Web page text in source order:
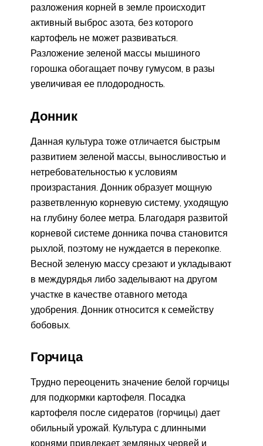
разложения корней в земле происходит
активный выброс азота, без которого
картофель не может развиваться.
Разложение зеленой массы мышиного
горошка обогащает почву гумусом, в разы
увеличивая ее плодородность.
Донник
Данная культура тоже отличается быстрым
развитием зеленой массы, выносливостью и
нетребовательностью к условиям
произрастания. Донник образует мощную
разветвленную корневую систему, уходящую
на глубину более метра. Благодаря развитой
корневой системе донника почва становится
рыхлой, поэтому не нуждается в перекопке.
Весной зеленую массу срезают и укладывают
в междурядья либо заделывают на другом
участке в качестве отавного метода
удобрения. Донник относится к семейству
бобовых.
Горчица
Трудно переоценить значение белой горчицы
для подкормки картофеля. Посадка
картофеля после сидератов (горчицы) дает
обильный урожай. Культура с длинными
корнями привлекает земляных червей и